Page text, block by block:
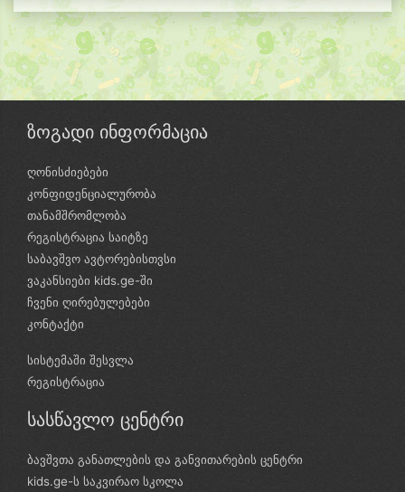
ზოგადი ინფორმაცია
ღონისძიებები
კონფიდენციალურობა
თანამშრომლობა
რეგისტრაცია საიტზე
საბავშვო ავტორებისთვსი
ვაკანსიები kids.ge-ში
ჩვენი ღირებულებები
კონტაქტი
სისტემაში შესვლა
რეგისტრაცია
სასწავლო ცენტრი
ბავშვთა განათლების და განვითარების ცენტრი
kids.ge-ს საკვირაო სკოლა